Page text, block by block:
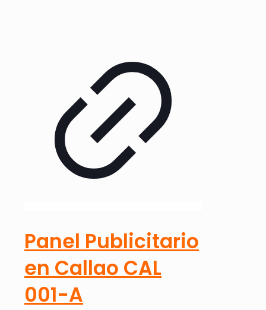
Panel Publicitario
en Callao CAL
001-A